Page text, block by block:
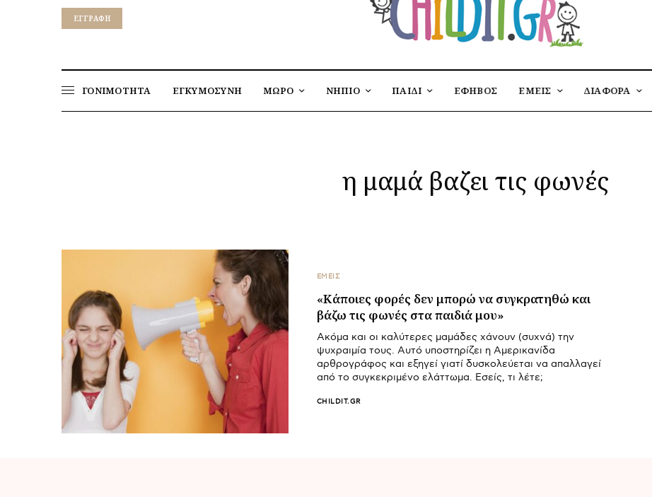
EΓΓΡΑΦΉ
ΓΟΝΙΜΟΤΗΤΑ ΕΓΚΥΜΟΣΥΝΗ ΜΩΡΟ ΝΗΠΙΟ ΠΑΙΔΙ ΕΦΗΒΟΣ ΕΜΕΙΣ ΔΙΑΦΟΡΑ
η μαμά βαζει τις φωνές
ΕΜΕΙΣ
«Κάποιες φορές δεν μπορώ να συγκρατηθώ και
βάζω τις φωνές στα παιδιά μου»
Ακόμα και οι καλύτερες μαμάδες χάνουν (συχνά) την
ψυχραιμία τους. Αυτό υποστηρίζει η Αμερικανίδα
αρθρογράφος και εξηγεί γιατί δυσκολεύεται να απαλλαγεί
από το συγκεκριμένο ελάττωμα. Εσείς, τι λέτε;
CHILDIT.GR